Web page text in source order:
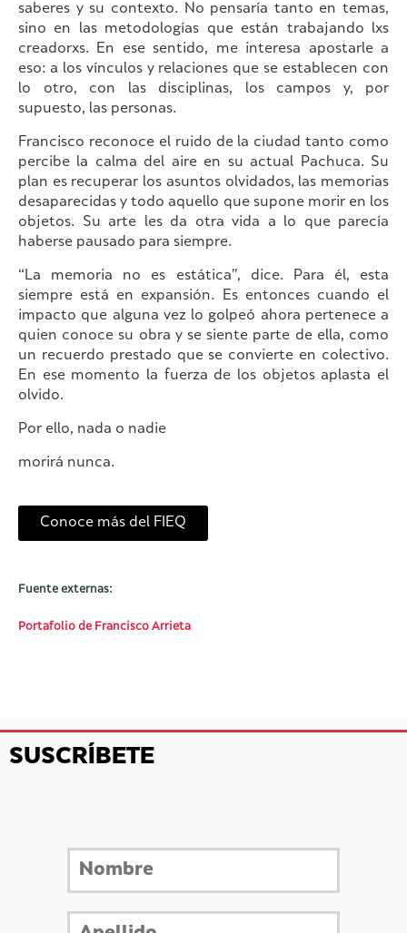
saberes y su contexto. No pensaría tanto en temas,
sino en las metodologías que están trabajando lxs
creadorxs. En ese sentido, me interesa apostarle a
eso: a los vínculos y relaciones que se establecen con
lo otro, con las disciplinas, los campos y, por
supuesto, las personas.
Francisco reconoce el ruido de la ciudad tanto como
percibe la calma del aire en su actual Pachuca. Su
plan es recuperar los asuntos olvidados, las memorias
desaparecidas y todo aquello que supone morir en los
objetos. Su arte les da otra vida a lo que parecía
haberse pausado para siempre.
“La memoria no es estática”, dice. Para él, esta
siempre está en expansión. Es entonces cuando el
impacto que alguna vez lo golpeó ahora pertenece a
quien conoce su obra y se siente parte de ella, como
un recuerdo prestado que se convierte en colectivo.
En ese momento la fuerza de los objetos aplasta el
olvido.
Por ello, nada o nadie
morirá nunca.
Conoce más del FIEQ
Fuente externas:
Portafolio de Francisco Arrieta
SUSCRÍBETE